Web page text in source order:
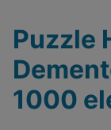
Puzzle
1000